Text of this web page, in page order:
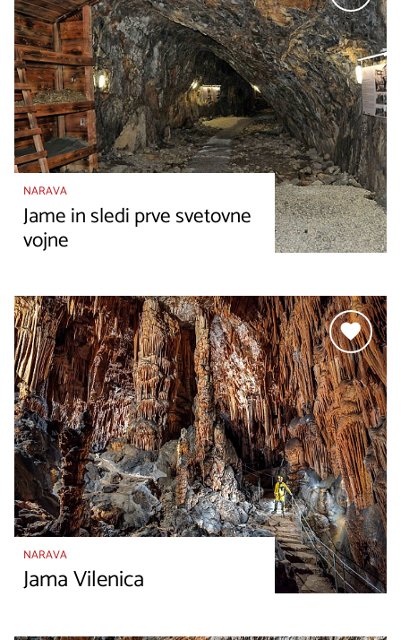
NARAVA
Jame in sledi prve svetovne
vojne
NARAVA
Jama Vilenica